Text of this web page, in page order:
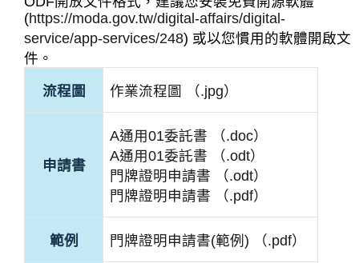
(https://moda.gov.tw/digital-affairs/digital-
service/app-services/248) 或以您慣用的軟體開啟文
件。
流程圖 作業流程圖 （.jpg）
申請書
A通用01委託書 （.doc）
A通用01委託書 （.odt）
門牌證明申請書 （.odt）
門牌證明申請書 （.pdf）
範例 門牌證明申請書(範例) （.pdf）